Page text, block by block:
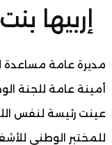
إربيها
عينت رئيسة لنفس
للمختبر الوطني